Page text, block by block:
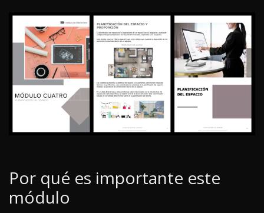
Por qué es importante este
módulo